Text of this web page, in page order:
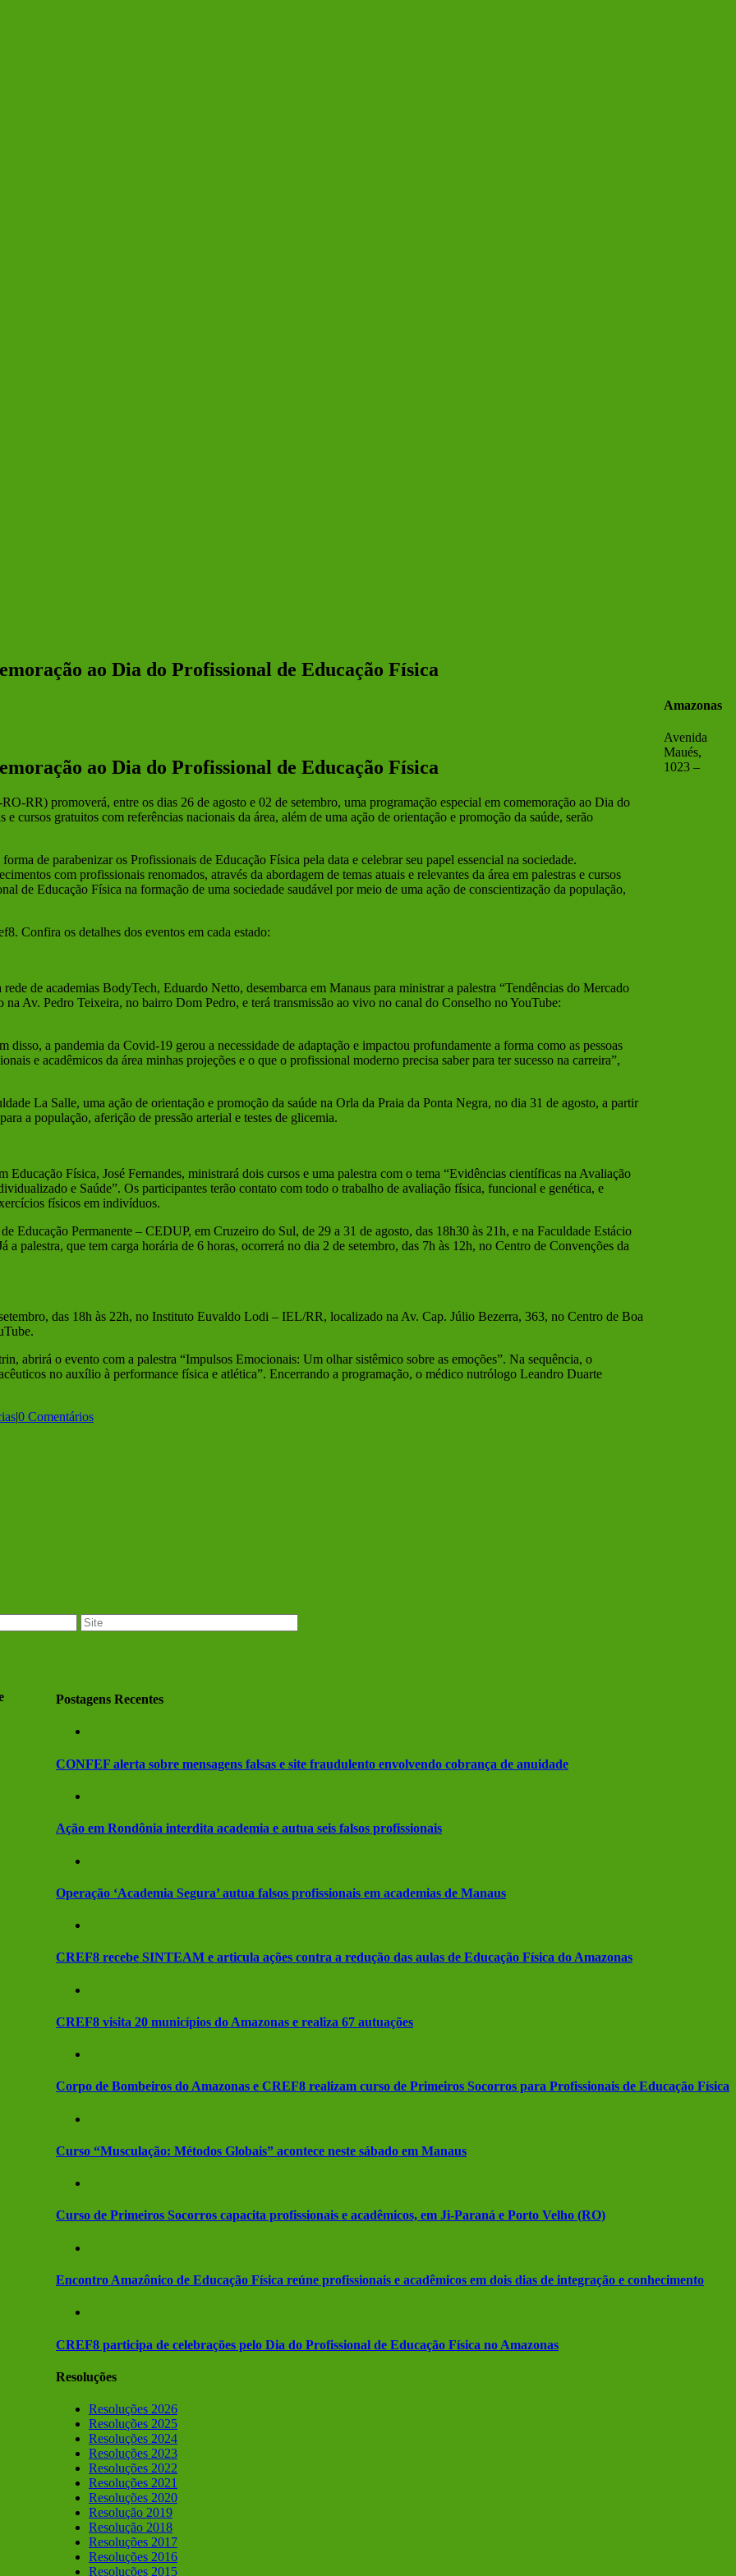
ao Dia do Profissional de Educação Física
ao Dia do Profissional de Educação Física
RR) promoverá, entre os dias 26 de agosto e 02 de setembro, uma programação especial em comemoração ao Dia do
cursos gratuitos com referências nacionais da área, além de uma ação de orientação e promoção da saúde, serão
de parabenizar os Profissionais de Educação Física pela data e celebrar seu papel essencial na sociedade.
com profissionais renomados, através da abordagem de temas atuais e relevantes da área em palestras e cursos
de Educação Física na formação de uma sociedade saudável por meio de uma ação de conscientização da população,
Confira os detalhes dos eventos em cada estado:
de academias BodyTech, Eduardo Netto, desembarca em Manaus para ministrar a palestra “Tendências do Mercado
Av. Pedro Teixeira, no bairro Dom Pedro, e terá transmissão ao vivo no canal do Conselho no YouTube:
a pandemia da Covid-19 gerou a necessidade de adaptação e impactou profundamente a forma como as pessoas
e acadêmicos da área minhas projeções e o que o profissional moderno precisa saber para ter sucesso na carreira”,
La Salle, uma ação de orientação e promoção da saúde na Orla da Praia da Ponta Negra, no dia 31 de agosto, a partir
a população, aferição de pressão arterial e testes de glicemia.
Física, José Fernandes, ministrará dois cursos e uma palestra com o tema “Evidências científicas na Avaliação
e Saúde”. Os participantes terão contato com todo o trabalho de avaliação física, funcional e genética, e
físicos em indivíduos.
Educação Permanente – CEDUP, em Cruzeiro do Sul, de 29 a 31 de agosto, das 18h30 às 21h, e na Faculdade Estácio
palestra, que tem carga horária de 6 horas, ocorrerá no dia 2 de setembro, das 7h às 12h, no Centro de Convenções da
das 18h às 22h, no Instituto Euvaldo Lodi – IEL/RR, localizado na Av. Cap. Júlio Bezerra, 363, no Centro de Boa
abrirá o evento com a palestra “Impulsos Emocionais: Um olhar sistêmico sobre as emoções”. Na sequência, o
no auxílio à performance física e atlética”. Encerrando a programação, o médico nutrólogo Leandro Duarte
|0 Comentários
Postagens Recentes
CONFEF alerta sobre mensagens falsas e site fraudulento envolvendo cobrança de anuidade
Ação em Rondônia interdita academia e autua seis falsos profissionais
Operação ‘Academia Segura’ autua falsos profissionais em academias de Manaus
CREF8 recebe SINTEAM e articula ações contra a redução das aulas de Educação Física do Amazonas
CREF8 visita 20 municípios do Amazonas e realiza 67 autuações
Corpo de Bombeiros do Amazonas e CREF8 realizam curso de Primeiros Socorros para Profissionais de Educação Física
Curso “Musculação: Métodos Globais” acontece neste sábado em Manaus
Curso de Primeiros Socorros capacita profissionais e acadêmicos, em Ji-Paraná e Porto Velho (RO)
Encontro Amazônico de Educação Física reúne profissionais e acadêmicos em dois dias de integração e conhecimento
CREF8 participa de celebrações pelo Dia do Profissional de Educação Física no Amazonas
Resoluções
Resoluções 2026
Resoluções 2025
Resoluções 2024
Resoluções 2023
Resoluções 2022
Resoluções 2021
Resoluções 2020
Resolução 2019
Resolução 2018
Resoluções 2017
Resoluções 2016
Resoluções 2015
Amazonas
Avenida
Maués,
1023 –